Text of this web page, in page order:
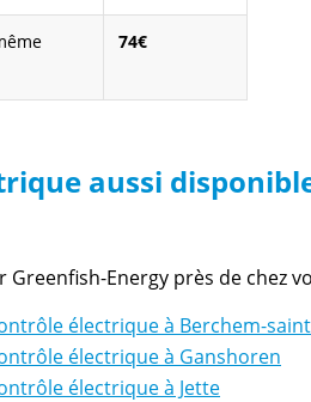
74€
aussi
Energy près de chez
électrique à Berchem-
électrique à Ganshoren
électrique à Jette